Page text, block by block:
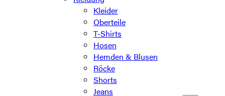
Kleider
Oberteile
T-Shirts
Hosen
Hemden & Blusen
Röcke
Shorts
Jeans